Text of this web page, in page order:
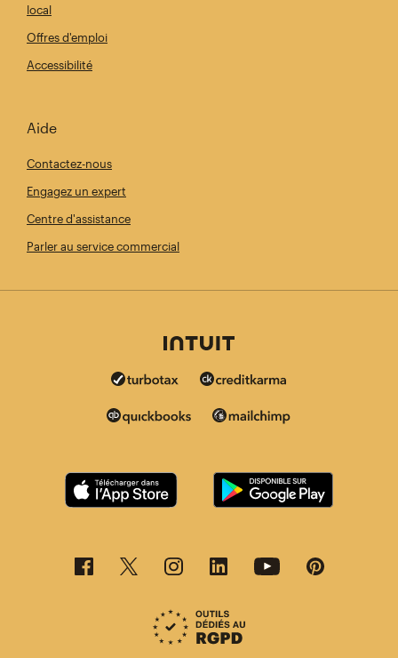
local
Offres d'emploi
Accessibilité
Aide
Contactez-nous
Engagez un expert
Centre d'assistance
Parler au service commercial